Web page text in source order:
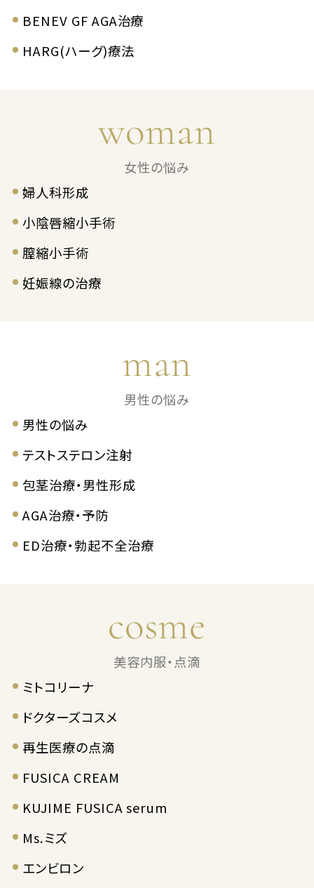
BENEV GF AGA治療
HARG(ハーグ)療法
woman
女性の悩み
婦人科形成
小陰唇縮小手術
膣縮小手術
妊娠線の治療
man
男性の悩み
男性の悩み
テストステロン注射
包茎治療・男性形成
AGA治療・予防
ED治療・勃起不全治療
cosme
美容内服・点滴
ミトコリーナ
ドクターズコスメ
再生医療の点滴
FUSICA CREAM
KUJIME FUSICA serum
Ms.ミズ
エンビロン